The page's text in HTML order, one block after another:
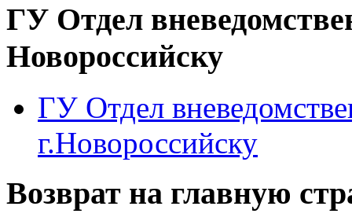
ГУ Отдел
Новороссийску
ГУ Отдел
г.Новороссийску
Возврат на главную